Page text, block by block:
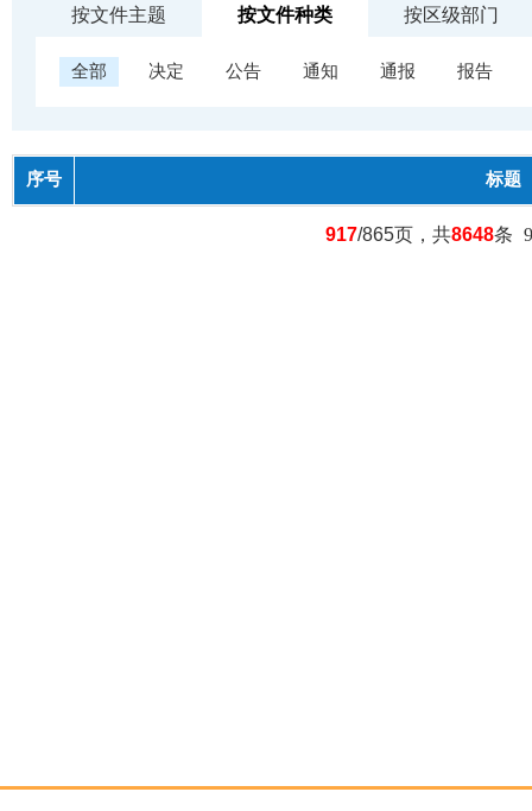
按文件主题 按文件种类 按区级部门
全部 决定 公告 通知 通报 报告
序号 标题
917/865页，共8648条 9